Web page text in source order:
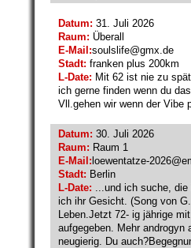
Datum: 31. Juli 2026
Raum: Überall
E-Mail:soulslife@gmx.de
Stadt: franken plus 200km
L-Date: Mit 62 ist nie zu
ich gerne finden wenn du
Vll.gehen wir wenn der Vibe
Datum: 30. Juli 2026
Raum: Raum 1
E-Mail:loewentatze-2026@
Stadt: Berlin
L-Date: ...und ich suche,
ich ihr Gesicht. (Song von
Leben.Jetzt 72- ig jährige
aufgegeben. Mehr
neugierig. Du